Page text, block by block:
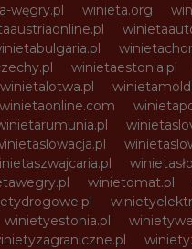
węgry.pl
winieta.org
winietaestonia.pl
winietalotwa.pl
winietaonline.com
winietomat.pl
winietyestonia.pl